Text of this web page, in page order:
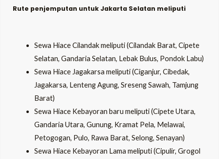
Rute penjemputan untuk Jakarta Selatan meliputi
Sewa Hiace Cilandak meliputi (Cilandak Barat, Cipete
Selatan, Gandaria Selatan, Lebak Bulus, Pondok Labu)
Sewa Hiace Jagakarsa meliputi (Ciganjur, Cibedak,
Jagakarsa, Lenteng Agung, Sreseng Sawah, Tamjung
Barat)
Sewa Hiace Kebayoran baru meliputi (Cipete Utara,
Gandaria Utara, Gunung, Kramat Pela, Melawai,
Petogogan, Pulo, Rawa Barat, Selong, Senayan)
Sewa Hiace Kebayoran Lama meliputi (Cipulir, Grogol